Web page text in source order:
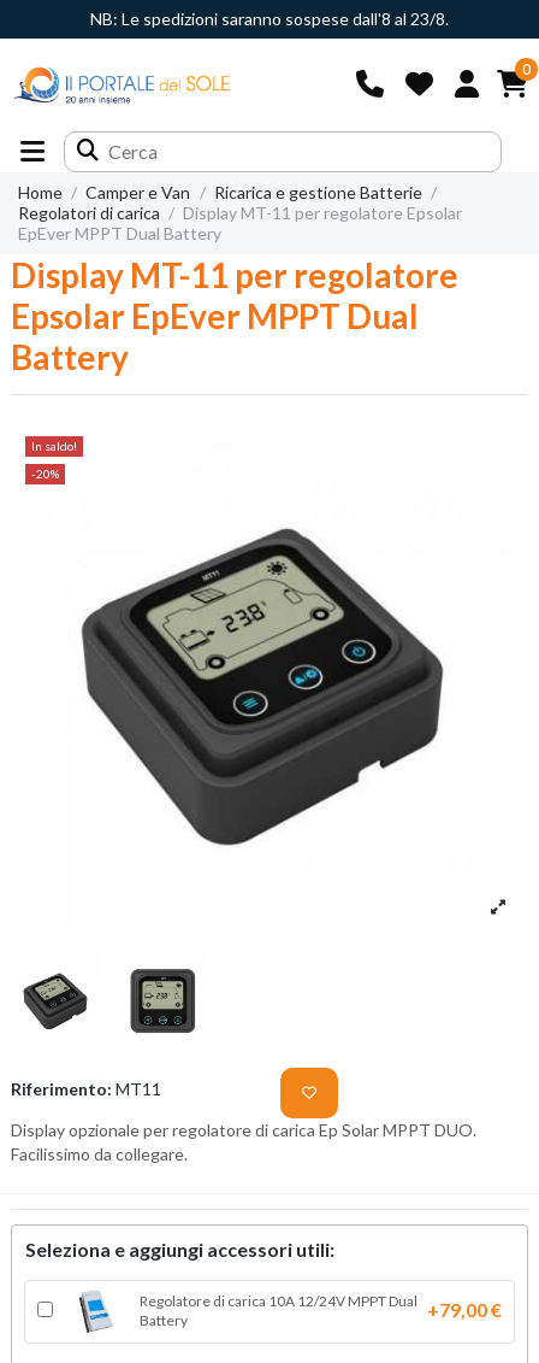
NB: Le spedizioni saranno sospese dall'8 al 23/8.
0
Home Camper e Van
Ricarica e gestione Batterie
Regolatori di carica
Display MT-11 per regolatore Epsolar
EpEver MPPT Dual Battery
Display MT-11 per regolatore
Epsolar EpEver MPPT Dual
Battery
In saldo!
-20%
Riferimento: MT11
Display opzionale per regolatore di carica Ep Solar MPPT DUO.
Facilissimo da collegare.
Seleziona e aggiungi accessori utili:
Regolatore di carica 10A 12/24V MPPT Dual
Battery
+79,00 €